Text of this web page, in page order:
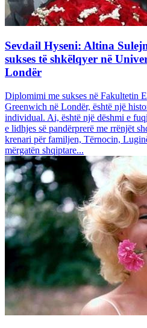
Sevdail Hyseni: Altina
sukses të shkëlqyer në
Londër
Diplomimi me sukses në Fakultetin
Greenwich në Londër, është një
individual. Ai, është një dëshmi e
e lidhjes së pandërprerë me rrënjët
krenari për familjen, Tërnocin,
mërgatën shqiptare...